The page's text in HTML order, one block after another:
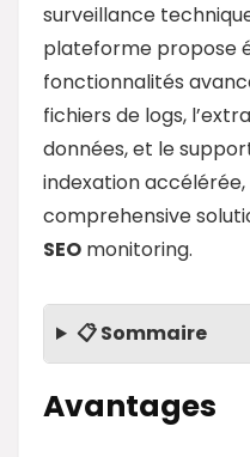
surveillance
plateforme propose
fonctionnalités
fichiers de logs,
données, et le
indexation
comprehensive
SEO monitoring.
📋 Sommaire
Avantages